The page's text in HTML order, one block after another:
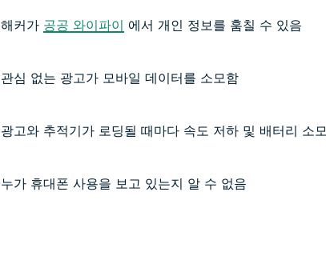
해커가 공공 와이파이 에서 개인 정보를 훔칠 수 있음
관심 없는 광고가 모바일 데이터를 소모함
광고와 추적기가 로딩될 때마다 속도 저하 및 배터리 소모
누가 휴대폰 사용을 보고 있는지 알 수 없음